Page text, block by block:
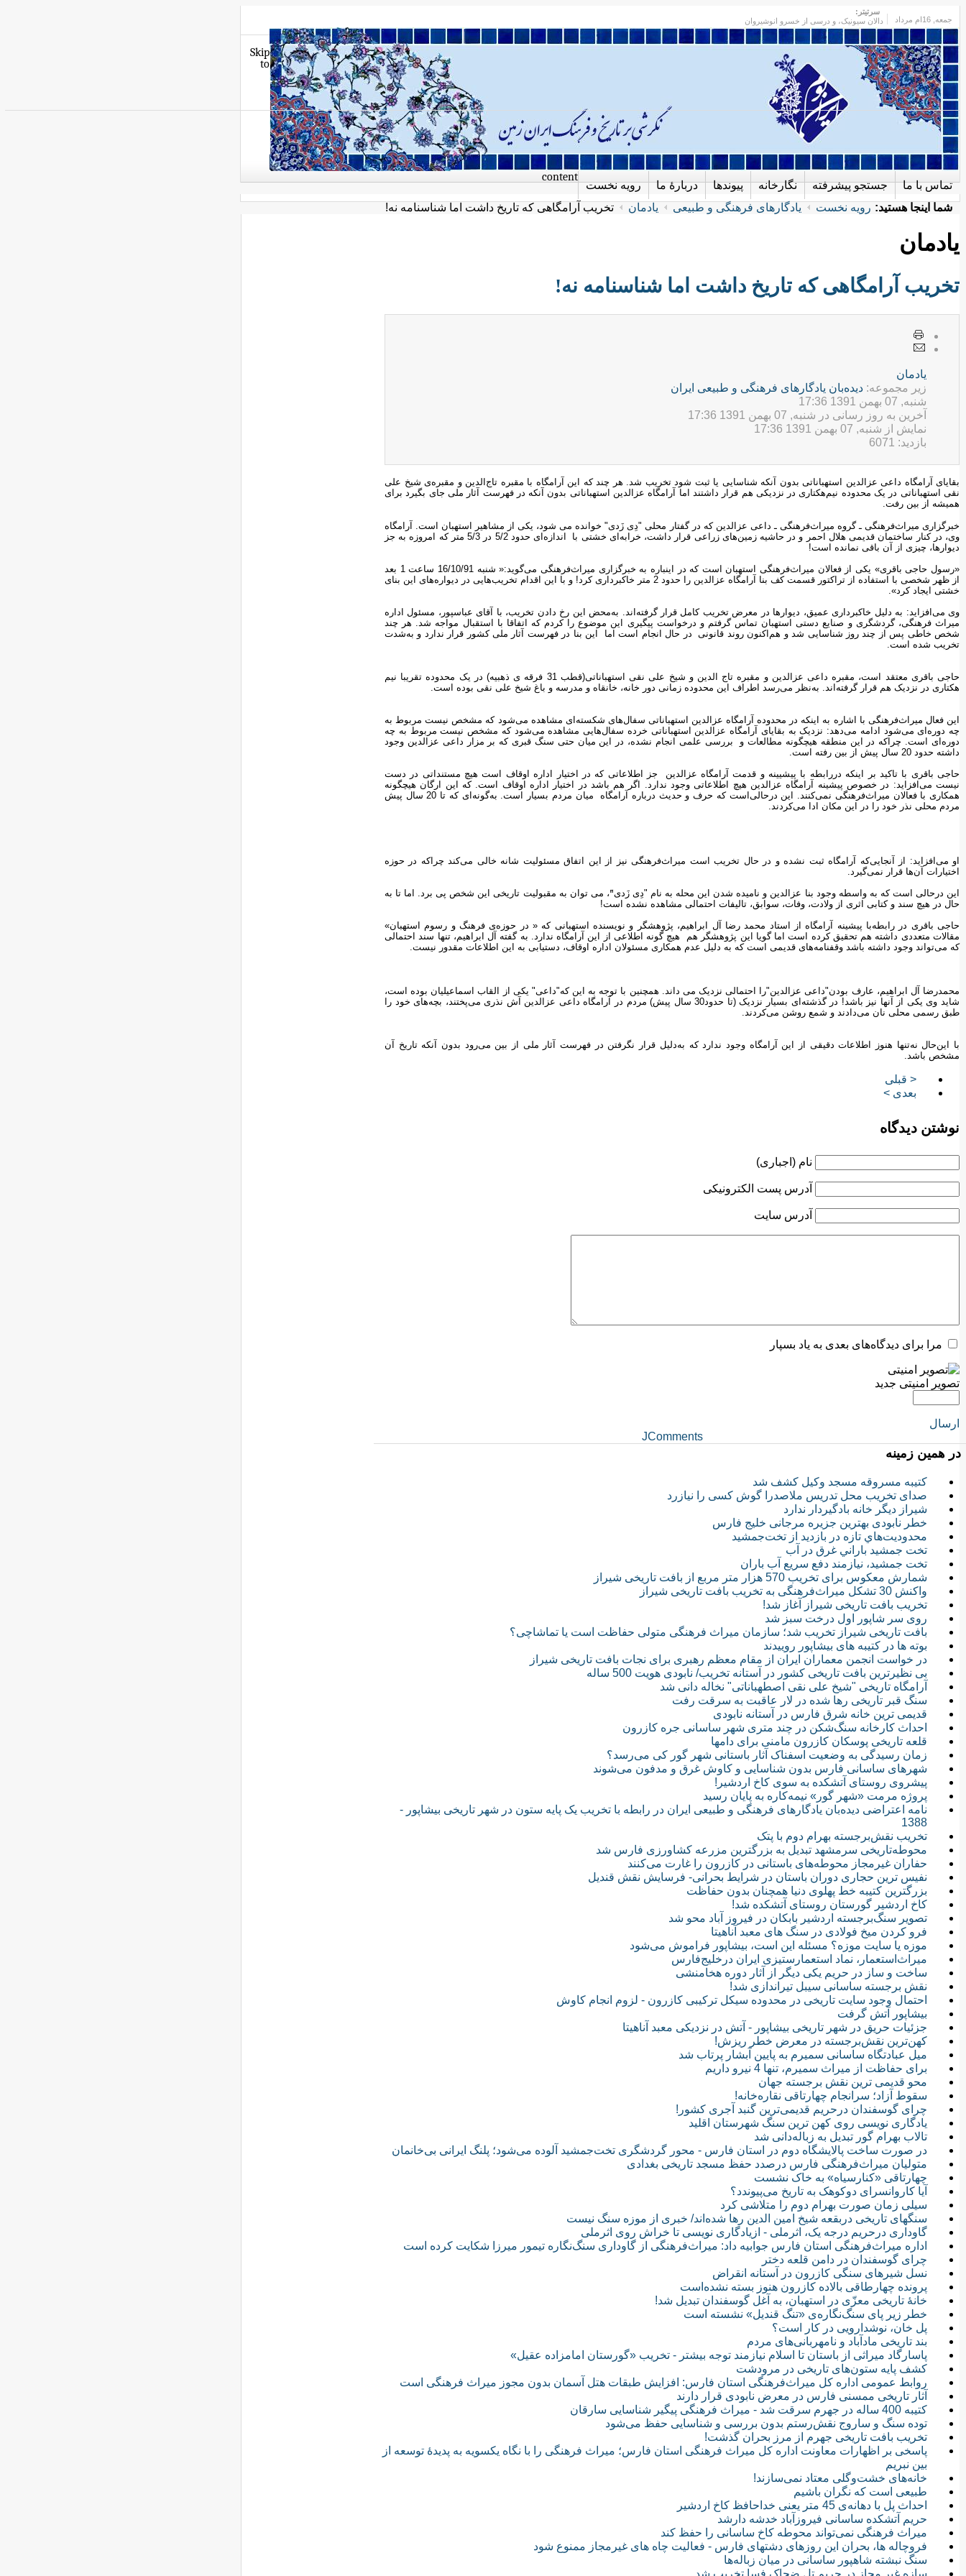
جمعه
سرتیتر:
دالان سیونیک، و درسی از خسرو انوشیروان
رویه نخست دربارهٔ ما پیوندها نگارخانه جستجو پیشرفته تماس با ما
Skip
to
content
شما اینجا هستید: رویه نخست یادگارهای فرهنگی و طبیعی یادمان تخریب آرامگاهی که تاریخ داشت اما شناسنامه نه!
یادمان
تخریب آرامگاهی که تاریخ داشت اما شناسنامه نه!
يادمان
زیر مجموعه: ديده‌بان یادگارهای فرهنگی و طبيعی ایران
شنبه, 07 بهمن 1391 17:36
آخرین به روز رسانی در شنبه, 07 بهمن 1391 17:36
نمایش از شنبه, 07 بهمن 1391 17:36
بازدید: 6071
بقایای آرامگاه داعی عزالدین استهباناتی بدون آنکه شناسایی یا ثبت شود تخریب شد. هر چند که این آرامگاه با مقبره‌ تاج‌الدین و مقبره‌ی شیخ علی
نقی استهباناتی در یک محدوده نیم‌هکتاری در نزدیکی هم قرار داشتند اما آرامگاه عزالدین استهباناتی بدون آنکه در فهرست آثار ملی جای بگیرد برای
همیشه از بین رفت.
خبرگزاری میراث‌فرهنگی ـ گروه‌ میرا‌ث‌فرهنگی ـ داعی عزالدین که در گفتار محلی "دِی زَدی" خوانده می شود، یکی از مشاهیر استهبان است. آرامگاه
وی، در کنار ساختمان قدیمی هلال احمر و در حاشیه زمین‌های زراعی قرار داشت، خرابه‌ای خشتی با اندازه‌ای حدود 5/2 در 5/3 متر که امروزه به جز
دیوارها، چیزی از آن باقی نمانده است!
«رسول حاجی باقری» یکی از فعالان میرا‌ث‌فرهنگی استهبان است که در اینباره به خبرگزاری میراث‌فرهنگی می‌گوید:« شنبه 16/10/91 ساعت 1 بعد
از ظهر شخصی با استفاده از تراکتور قسمت کف بنا آرامگاه عزالدین را حدود 2 متر خاکبرداری کرد! و با این اقدام تخریب‌هایی در دیواره‌های این بنای
خشتی ایجاد کرد».
وی می‌افزاید: به دلیل خاکبرداری عمیق، دیوارها در معرض تخریب کامل قرار گرفته‌اند. به‌محض این رخ دادن تخریب، با آقای عباسپور، مسئول اداره
میراث فرهنگی، گردشگری و صنایع دستی استهبان تماس گرفتم و درخواست پیگیری این موضوع را کردم که اتفاقا با استقبال مواجه شد. هر چند
شخص خاطی پس از چند روز شناسایی شد و هم‌اکنون روند قانونی در حال انجام است اما این بنا در فهرست آثار ملی کشور قرار ندارد و به‌شدت
تخریب شده است.
حاجی باقری معتقد است، مقبره داعی عزالدین و مقبره تاج الدین و شیخ علی نقی استهباناتی(قطب 31 فرقه ی ذهبیه) در یک محدوده تقریبا نیم
هکتاری در نزدیک هم قرار گرفته‌اند. به‌نظر می‌رسد اطراف این محدوده زمانی دور خانه، خانقاه و مدرسه و باغ شیخ علی نقی بوده است.
این فعال میراث‌فرهنگی با اشاره به اینکه در محدوده آرامگاه عزالدین استهباناتی سفال‌های شکسته‌ای مشاهده می‌شود که مشخص نیست مربوط به
چه دوره‌ای می‌شود ادامه‌ می‌دهد: نزدیک به بقایای آرامگاه عزالدین استهباناتی خرده سفال‌هایی مشاهده می‌شود که مشخص نیست مربوط به چه
دوره‌ای است. چراکه در این منطقه هیچگونه مطالعات و بررسی علمی انجام نشده، در این میان حتی سنگ قبری که بر مزار داعی عزالدین وجود
داشته حدود 20 سال پیش از بین رفته است.
حاجی باقری با تاکید بر اینکه دررابطه با پیشیینه و قدمت آرامگاه عزالدین جز اطلاعاتی که در اختیار اداره اوقاف است هیچ مستنداتی در دست
نیست می‌افزاید: در خصوص پیشینه آرامگاه عزالدین هیچ اطلاعاتی وجود ندارد. اگر هم باشد در اختیار اداره اوقاف است. که این ارگان هیچگونه
همکاری با فعالان میراث‌فرهنگی نمی‌کنند. این درحالی‌است که حرف و حدیث درباره آرامگاه میان مردم بسیار است. به‌گونه‌ای که تا 20 سال پیش
مردم محلی نذر خود را در این مکان ادا می‌کردند.
او می‌افزاید: از آنجایی‌که آرامگاه ثبت نشده و در حال تخریب است میراث‌فرهنگی نیز از این اتفاق مسئولیت شانه خالی می‌کند چراکه در حوزه
اختیارات آن‌ها قرار نمی‌گیرد.
این درحالی است که به واسطه وجود بنا عزالدین و نامیده شدن این محله به نام "دِی زَدی"َ، می توان به مقبولیت تاریخی این شخص پی برد. اما تا به
حال در هیچ سند و کتابی اثری از ولادت، وفات، سوابق، تالیفات احتمالی مشاهده نشده است!
حاجی باقری در رابطه‌با پیشینه آرامگاه از استاد محمد رضا آل ابراهیم، پژوهشگر و نویسنده استهبانی که « در حوزه‌ی فرهنگ و رسوم استهبان»
مقالات متعددی داشته‌ هم تحقیق کرده است اما گویا این پژوهشگر هم هیچ گونه اطلاعی از این آرامگاه ندارد. به گفته آل ابراهیم، تنها سند احتمالی
که می‌تواند وجود داشته باشد وقفنامه‌های قدیمی است که به دلیل عدم همکاری مسئولان اداره اوقاف، دستیابی به این اطلاعات مقدور نیست.
محمدرضا آل ابراهیم، عارف بودن"داعی عزالدین"را احتمالی نزدیک می داند. همچنین با توجه به این که"داعی" یکی از القاب اسماعیلیان بوده است،
شاید وی یکی از آنها نیز باشد! در گذشته‌ای بسیار نزدیک (تا حدود30 سال پیش) مردم در آرامگاه داعی عزالدین آش نذری می‌پختند، بچه‌های خود را
طبق رسمی محلی نان می‌دادند و شمع روشن می‌کردند.
با این‌حال نه‌تنها هنوز اطلاعات دقیقی از این آرامگاه وجود ندارد که به‌دلیل قرار نگرفتن در فهرست آثار ملی از بین می‌رود بدون آنکه تاریخ آن
مشخص باشد.
< قبلی
بعدی >
نوشتن دیدگاه
نام (اجباری)
آدرس پست الکترونیکی
آدرس سایت
مرا برای دیدگاه‌های بعدی به یاد بسپار
تصویر امنیتی جدید
ارسال
JComments
در همین زمینه
کتیبه مسروقه مسجد وکیل کشف شد
صدای تخریب محل تدریس ملاصدرا گوش کسی را نیازرد
شیراز دیگر خانه بادگیردار ندارد
خطر نابودی بهترین جزیره مرجانی خلیج فارس
محدوديت‌هاي تازه در بازديد از تخت‌جمشيد
تخت جمشيد باراني غرق در آب
تخت جمشيد، نيازمند دفع سريع آب باران
شمارش معکوس برای تخریب 570 هزار متر مربع از بافت تاریخی شیراز
واکنش 30 تشکل میراث‌فرهنگی به تخریب بافت تاریخی شیراز
تخریب بافت تاریخی شیراز آغاز شد!
روی سر شاپور اول درخت سبز شد
بافت تاریخی شیراز تخریب شد؛ سازمان میراث فرهنگی متولی حفاظت است یا تماشاچی؟
بوته ها در کتیبه های بیشاپور روییدند
در خواست انجمن معماران ایران از مقام معظم رهبری برای نجات بافت تاریخی شیراز
بی نظیرترین بافت تاریخی کشور در آستانه تخریب/ نابودی هویت 500 ساله
آرامگاه تاریخی "شیخ علی نقی اصطهباناتی" نخاله دانی شد
سنگ قبر تاریخی رها شده در لار عاقبت به سرقت رفت
قدیمی ترین خانه شرق فارس در آستانه نابودی
احداث کارخانه سنگ‌شکن در چند متری شهر ساسانی جره کازرون
قلعه تاریخی پوسکان کازرون مامنی برای دامها
زمان رسیدگی به وضعیت اسفناک آثار باستانی شهر گور کی می‌رسد؟
شهرهای ساسانی فارس بدون شناسایی و کاوش غرق و مدفون می‌شوند
پیشروی روستای آتشکده به سوی کاخ اردشیر!
پروژه مرمت «شهر گور» نیمه‌کاره به پایان رسید
نامه اعتراضی دیده‌بان یادگارهای فرهنگی و طبیعی ایران در رابطه با تخریب یک پایه ستون در شهر تاریخی بیشاپور -
1388
تخریب نقش‌برجسته بهرام دوم با پتک
محوطه‌تاریخی سرمشهد تبدیل به بزرگترین مزرعه کشاورزی فارس شد
حفاران غیرمجاز محوطه‌های باستانی در کازرون را غارت می‌کنند
نفیس ترین حجاری دوران باستان در شرایط بحرانی- فرسایش نقش قندیل
بزرگترین کتیبه خط پهلوی دنیا همچنان بدون حفاظت
کاخ اردشیر گورستان روستای آتشکده شد!
تصویر سنگ‌برجسته اردشیر بابکان در فیروز آباد محو شد
فرو کردن میخ فولادی در سنگ های معبد آناهیتا
موزه یا سایت موزه؟ مسئله این است، بیشاپور فراموش می‌شود
میراث‌استعمار، نماد استعمار‌ستیزی ایران درخلیج‌فارس
ساخت و ساز در حریم یکی دیگر از آثار دوره هخامنشی
نقش برجسته ساسانی سیبل تیراندازی شد!
احتمال وجود سایت تاریخی در محدوده سیکل ترکیبی کازرون - لزوم انجام کاوش
بیشاپور آتش گرفت
جزئیات حریق در شهر تاریخی بیشاپور - آتش در نزدیکی معبد آناهیتا
کهن‌ترین نقش‌برجسته در معرض خطر ریزش!
میل‌ عبادتگاه ساسانی سمیرم به پایین آبشار پرتاب شد
برای حفاظت از میراث سمیرم، تنها 4 نیرو داریم
محو قدیمی ترین نقش برجسته جهان
سقوط آزاد؛ سرانجام چهارتاقی نقاره‌خانه!
چرای گوسفندان درحریم قدیمی‌ترین گنبد آجری کشور!
یادگاری نویسی روی کهن ترین سنگ شهرستان اقلید
تالاب بهرام گور تبدیل به زباله‌دانی شد
در صورت ساخت پالایشگاه دوم در استان فارس - محور گردشگری تخت‌جمشید آلوده می‌شود؛ پلنگ ایرانی بی‌خانمان
متولیان میراث‌فرهنگی فارس درصدد حفظ مسجد تاریخی بغدادی
چهارتاقی «کنارسیاه» به خاک نشست
آيا کاروانسرای دوکوهک به تاریخ می‌پیوندد؟
سیلی زمان صورت بهرام دوم را متلاشی کرد
سنگهای تاریخی دربقعه شیخ امین الدین رها شده‌اند/ خبری از موزه سنگ نیست
گاوداری درحریم درجه یک، اثرملی - ازیادگاری نویسی تا خراش روی اثرملی
اداره میراث‌فرهنگی استان فارس جوابیه داد: میراث‌فرهنگی از گاوداری سنگ‌نگاره تیمور میرزا شکایت کرده است
چرای گوسفندان در دامن قلعه دختر
نسل شیرهای سنگی کازرون در آستانه انقراض
پرونده چهار‌طاقی بالاده کازرون هنوز بسته نشده‌است
خانهٔ تاریخی معزّی در استهبان، به آغل گوسفندان تبدیل شد!
خطر زیر پای سنگ‌نگاره‌ی «تنگ قندیل» نشسته است
پل خان، نوشدارویی در کار است؟
بند تاریخی مادآباد و نامهربانی‌های مردم
پاسارگاد میراثی از باستان تا اسلام نیازمند توجه بیشتر - تخریب «گورستان امامزاده عقیل»
کشف پایه ستون‌های تاریخی در مرودشت
روابط عمومی اداره کل میراث‌فرهنگی استان فارس: افزایش طبقات هتل آسمان بدون مجوز میراث فرهنگی است
آثار تاریخی ممسنی فارس در معرض نابودی قرار دارند
کتیبه 400 ساله در جهرم سرقت شد - میراث فرهنگی پیگیر شناسایی سارقان
توده‌ سنگ و ساروج نقش‌رستم بدون بررسی و شناسایی حفظ می‌شود
تخریب بافت تاریخی جهرم از مرز بحران گذشت!
پاسخی بر اظهارات معاونت اداره کل میراث فرهنگی استان فارس؛ میراث فرهنگی را با نگاه یکسویه به پدیدهٔ توسعه از
بین نبریم
خانه‌های خشت‌وگلی معتاد نمی‌سازند!
طبیعی است که نگران باشیم
احداث پل با دهانه‌ی 45 متر یعنی خداحافظ کاخ اردشیر
حریم آتشكده ساسانی فیروزآباد خدشه دارشد
میراث فرهنگی نمی‌تواند محوطه کاخ ساسانی را حفظ کند
فروچاله ها، بحران این روزهای دشتهای فارس - فعالیت چاه های غیرمجاز ممنوع شود
سنگ نبشته شاهپور ساسانی در میان زباله‌ها
سازه‌ غیر مجاز در حریم تل ضحاک فسا تخریب شد